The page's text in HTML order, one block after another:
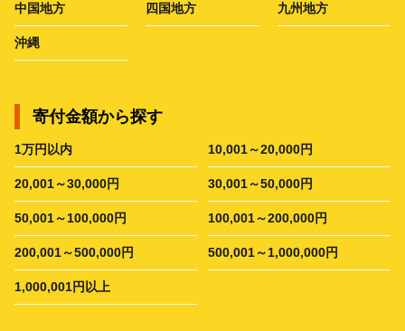
中国地方 四国地方 九州地方
沖縄
寄付金額から探す
1万円以内 10,001～20,000円
20,001～30,000円 30,001～50,000円
50,001～100,000円 100,001～200,000円
200,001～500,000円 500,001～1,000,000円
1,000,001円以上